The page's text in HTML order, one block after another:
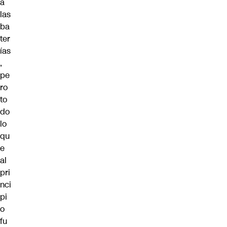
las
ba
ter
ías
,
pe
ro
to
do
lo
qu
e
al
pri
nci
pi
o
fu